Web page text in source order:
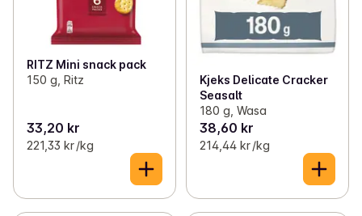
RITZ Mini snack pack
150 g, Ritz
33,20 kr
221,33 kr /kg
Kjeks Delicate Cracker
Seasalt
180 g, Wasa
38,60 kr
214,44 kr /kg